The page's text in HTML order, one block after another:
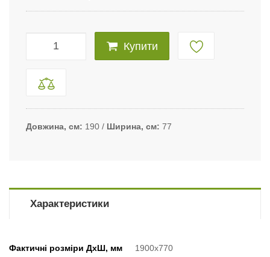
Купити
Довжина, см 190 Ширина, см 77
Характеристики
Фактичні розміри ДхШ, мм 1900х770